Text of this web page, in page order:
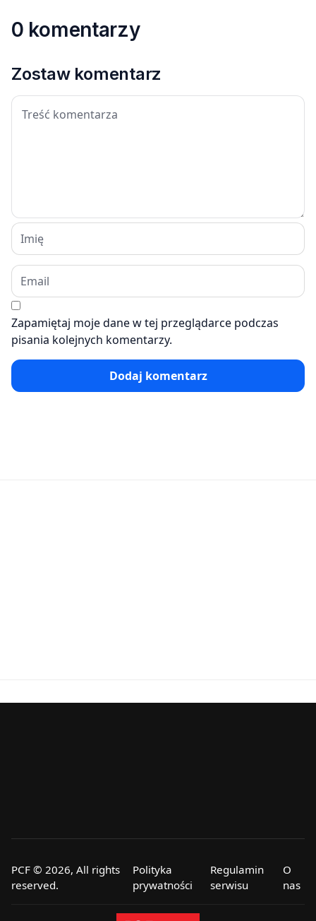
0 komentarzy
Zostaw komentarz
Zapamiętaj moje dane w tej przeglądarce podczas
pisania kolejnych komentarzy.
Dodaj komentarz
PCF © 2026, All rights
reserved.
Polityka
prywatności
Regulamin
serwisu
O
nas